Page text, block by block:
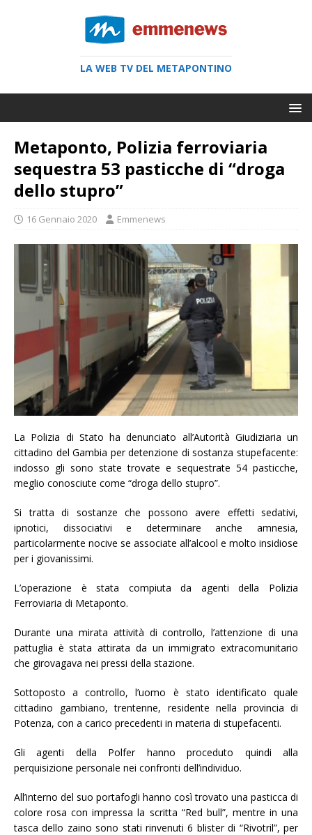
LA WEB TV DEL METAPONTINO
Metaponto, Polizia ferroviaria
sequestra 53 pasticche di “droga
dello stupro”
16 Gennaio 2020 Emmenews
La Polizia di Stato ha denunciato all’Autorità Giudiziaria un
cittadino del Gambia per detenzione di sostanza stupefacente:
indosso gli sono state trovate e sequestrate 54 pasticche,
meglio conosciute come “droga dello stupro”.
Si tratta di sostanze che possono avere effetti sedativi,
ipnotici, dissociativi e determinare anche amnesia,
particolarmente nocive se associate all’alcool e molto insidiose
per i giovanissimi.
L’operazione è stata compiuta da agenti della Polizia
Ferroviaria di Metaponto.
Durante una mirata attività di controllo, l’attenzione di una
pattuglia è stata attirata da un immigrato extracomunitario
che girovagava nei pressi della stazione.
Sottoposto a controllo, l’uomo è stato identificato quale
cittadino gambiano, trentenne, residente nella provincia di
Potenza, con a carico precedenti in materia di stupefacenti.
Gli agenti della Polfer hanno proceduto quindi alla
perquisizione personale nei confronti dell’individuo.
All’interno del suo portafogli hanno così trovato una pasticca di
colore rosa con impressa la scritta “Red bull”, mentre in una
tasca dello zaino sono stati rinvenuti 6 blister di “Rivotril”, per